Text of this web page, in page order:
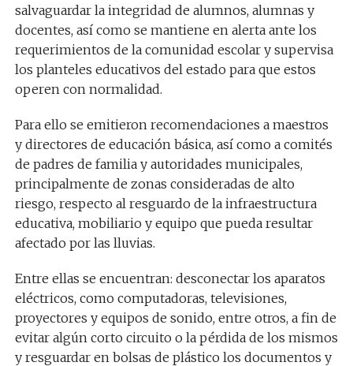
salvaguardar la integridad de alumnos, alumnas y
docentes, así como se mantiene en alerta ante los
requerimientos de la comunidad escolar y supervisa
los planteles educativos del estado para que estos
operen con normalidad.
Para ello se emitieron recomendaciones a maestros
y directores de educación básica, así como a comités
de padres de familia y autoridades municipales,
principalmente de zonas consideradas de alto
riesgo, respecto al resguardo de la infraestructura
educativa, mobiliario y equipo que pueda resultar
afectado por las lluvias.
Entre ellas se encuentran: desconectar los aparatos
eléctricos, como computadoras, televisiones,
proyectores y equipos de sonido, entre otros, a fin de
evitar algún corto circuito o la pérdida de los mismos
y resguardar en bolsas de plástico los documentos y